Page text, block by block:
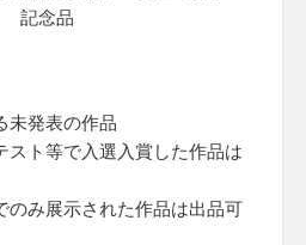
記念品
未発表の作品
ト等で入選入賞した作品は
み展示された作品は出品可